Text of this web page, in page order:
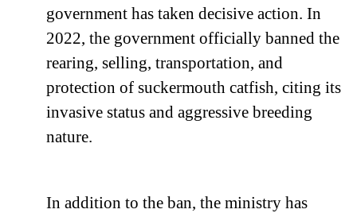
government has taken decisive action. In
2022, the government officially banned the
rearing, selling, transportation, and
protection of suckermouth catfish, citing its
invasive status and aggressive breeding
nature.
In addition to the ban, the ministry has